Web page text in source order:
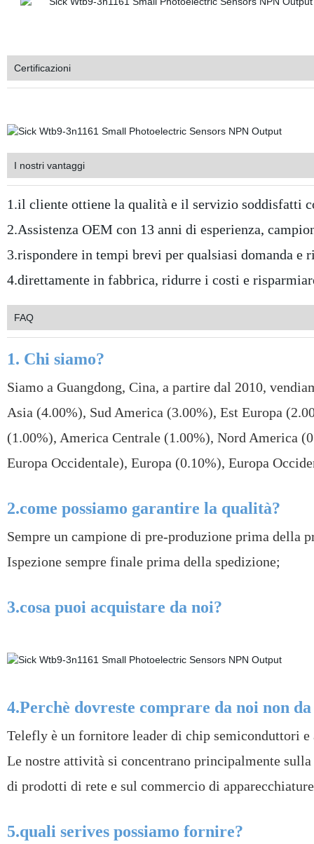
Certificazioni
I nostri vantaggi
1.il cliente ottiene la qualità e il servizio soddisfatti
2.Assistenza OEM con 13 anni di esperienza,
3.rispondere in tempi brevi per qualsiasi domanda e
4.direttamente in fabbrica, ridurre i costi e
FAQ
1. Chi siamo?
Siamo a Guangdong, Cina, a partire dal 2010,
Asia (4.00%), Sud America (3.00%), Est Europa
(1.00%), America Centrale (1.00%), Nord America
Europa Occidentale), Europa (0.10%), Europa
2.come possiamo garantire la qualità?
Sempre un campione di pre-produzione prima della
Ispezione sempre finale prima della spedizione;
3.cosa puoi acquistare da noi?
4.Perchè dovreste comprare da noi non
Telefly è un fornitore leader di chip semiconduttori
Le nostre attività si concentrano principalmente
di prodotti di rete e sul commercio di
5.quali serives possiamo fornire?